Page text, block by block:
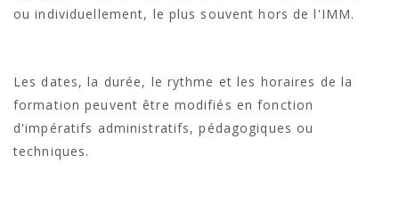
ou individuellement, le plus souvent hors de l'IMM.
Les dates, la durée, le rythme et les horaires de la
formation peuvent être modifiés en fonction
d'impératifs administratifs, pédagogiques ou
techniques.